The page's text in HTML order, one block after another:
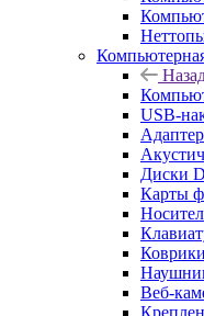
USB-
Диски
Карты
Коврики
Веб-